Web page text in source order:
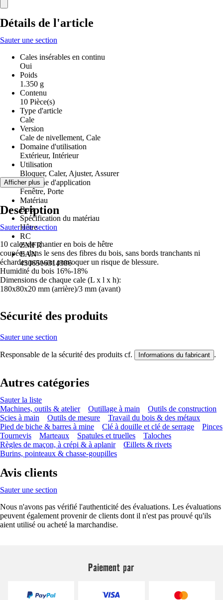
Détails de l'article
Sauter une section
Cales insérables en continu
Oui
Poids
1.350 g
Contenu
10 Pièce(s)
Type d'article
Cale
Version
Cale de nivellement, Cale
Domaine d'utilisation
Extérieur, Intérieur
Utilisation
Bloquer, Caler, Ajuster, Assurer
Domaine d'application
Fenêtre, Porte
Matériau
Bois
Spécification du matériau
Hêtre
RC
ZMFR
EAN
4306516314386
Afficher plus
Description
Sauter une section
10 cales de chantier en bois de hêtre
coupées dans le sens des fibres du bois, sans bords tranchants ni
échardes pouvant provoquer un risque de blessure.
Humidité du bois 16%-18%
Dimensions de chaque cale (L x l x h):
180x80x20 mm (arrière)/3 mm (avant)
Sécurité des produits
Sauter une section
Responsable de la sécurité des produits cf. Informations du fabricant .
Autres catégories
Sauter la liste
Machines, outils & atelier
Outillage à main
Outils de construction
Scies à main
Outils de mesure
Travail du bois & des métaux
Pied de biche & barres à mine
Clé à douille et clé de serrage
Pinces
Tournevis
Marteaux Spatules et truelles
Taloches
Règles de maçon, à crépi & à aplanir
Œillets & rivets
Burins, pointeaux & chasse-goupilles
Avis clients
Sauter une section
Nous n'avons pas vérifié l'authenticité des évaluations. Les évaluations
peuvent également provenir de clients dont il n'est pas prouvé qu'ils
aient utilisé ou acheté la marchandise.
Paiement par